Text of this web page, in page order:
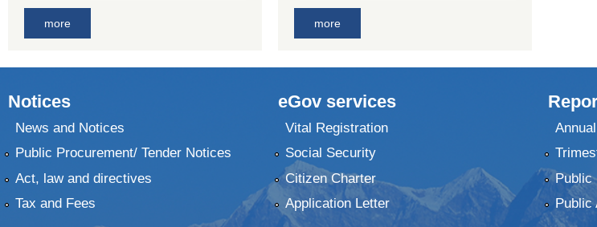
more more
Notices
News and Notices
Public Procurement/ Tender Notices
Act, law and directives
Tax and Fees
eGov services
Vital Registration
Social Security
Citizen Charter
Application Letter
Public
Public